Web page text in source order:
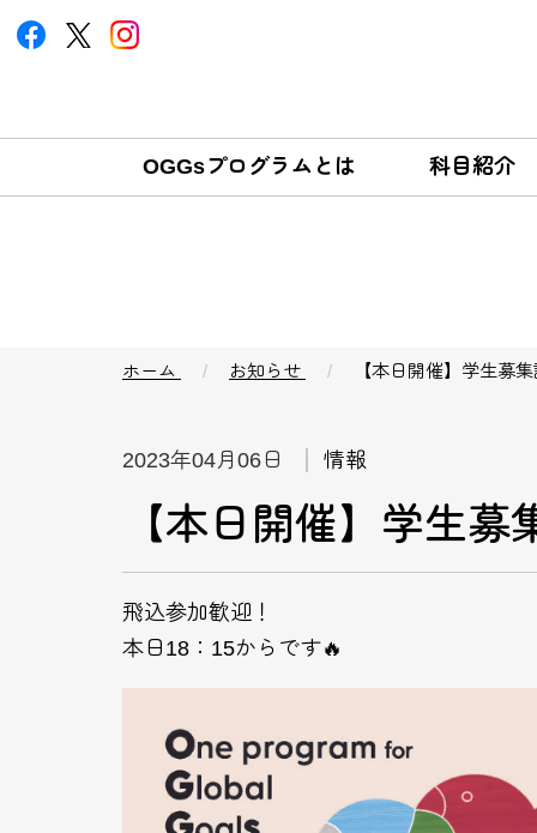
OGGsプログラムとは 科目紹介
ホーム お知らせ 【本日開催】学生募
2023年04月06日 情報
【本日開催】学生募
飛込参加歓迎！
本日18：15からです🔥